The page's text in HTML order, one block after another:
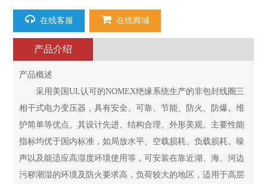
在线客服 在线商城
产品介绍
产品概述
采用美国UL认可的NOMEX绝缘系统生产的非包封线圈三
相干式电力变压器，具有安全、可靠、节能、防火、防爆、维
护简单等优点。其设计先进、结构合理、外形美观。主要性能
指标均优于国内标准，如局放水平、空载损耗、负载损耗、噪
声以及能适应高湿度环境使用等，可安装在靠近湖、海、河边
污秽潮湿的环境及防火要求高，负荷较大的地区，适用于高层